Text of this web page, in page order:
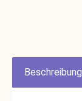
Beschreibung